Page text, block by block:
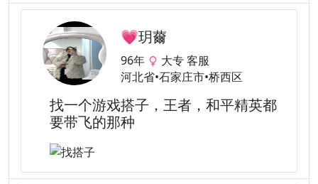
💗玥薾
96年
大专 客服
河北省•石家庄市•桥西区
找一个游戏搭子，王者，和平精英都
要带飞的那种